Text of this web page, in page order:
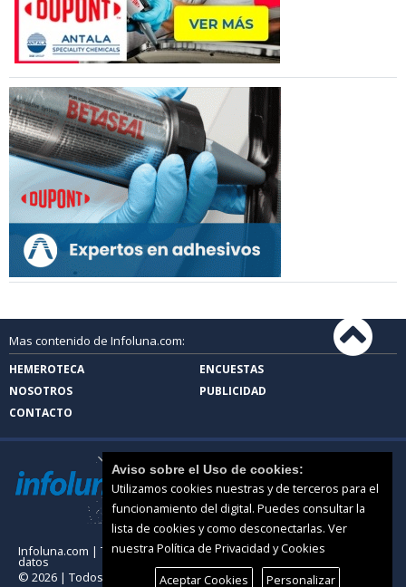
Mas contenido de Infoluna.com:
HEMEROTECA
ENCUESTAS
NOSOTROS
PUBLICIDAD
CONTACTO
Infoluna.com | Términos de uso|Protección de
datos
© 2026 | Todos los derechos reservados
Aviso sobre el Uso de cookies:
Utilizamos cookies nuestras y de terceros para el
funcionamiento del digital. Puedes consultar la
lista de cookies y como desconectarlas. Ver
nuestra Política de Privacidad y Cookies
Aceptar Cookies
Personalizar